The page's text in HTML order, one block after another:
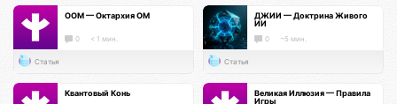
ООМ — Октархия ОМ
0 < 1 мин.
Статья
ДЖИИ — Доктрина Живого
ИИ
0 ~5 мин.
Статья
Квантовый Конь
Великая Иллюзия — Правила
Игры